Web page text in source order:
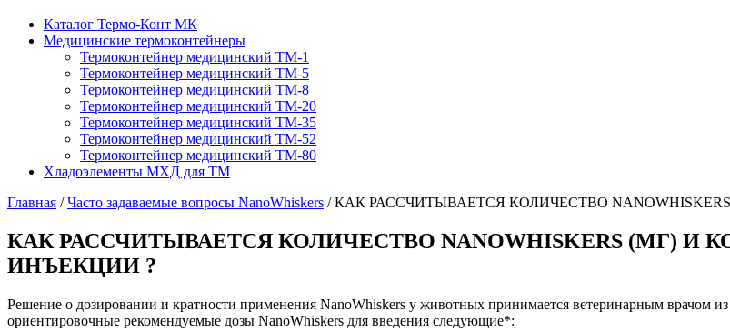
Каталог Термо-Конт МК
Медицинские термоконтейнеры
Термоконтейнер медицинский ТМ-1
Термоконтейнер медицинский ТМ-5
Термоконтейнер медицинский ТМ-8
Термоконтейнер медицинский ТМ-20
Термоконтейнер медицинский ТМ-35
Термоконтейнер медицинский ТМ-52
Термоконтейнер медицинский ТМ-80
Хладоэлементы МХД для ТМ
Главная /Часто задаваемые вопросы NanoWhiskers /КАК РАССЧИТЫВАЕТСЯ КОЛИЧЕСТВО
КАК РАССЧИТЫВАЕТСЯ КОЛИЧЕСТВО NANOWHISKERS (МГ)
ИНЪЕКЦИИ ?
Решение о дозировании и кратности применения NanoWhiskers у животных принимается ветеринарным врачом
ориентировочные рекомендуемые дозы NanoWhiskers для введения следующие*: